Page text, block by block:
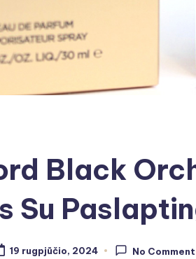
Black
Su
19 rugpjūčio, 2024 No